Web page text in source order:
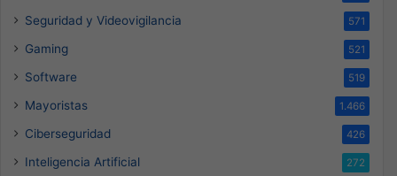
Seguridad y Videovigilancia 571
Gaming 521
Software 519
Mayoristas 1.466
Ciberseguridad 426
Inteligencia Artificial 272